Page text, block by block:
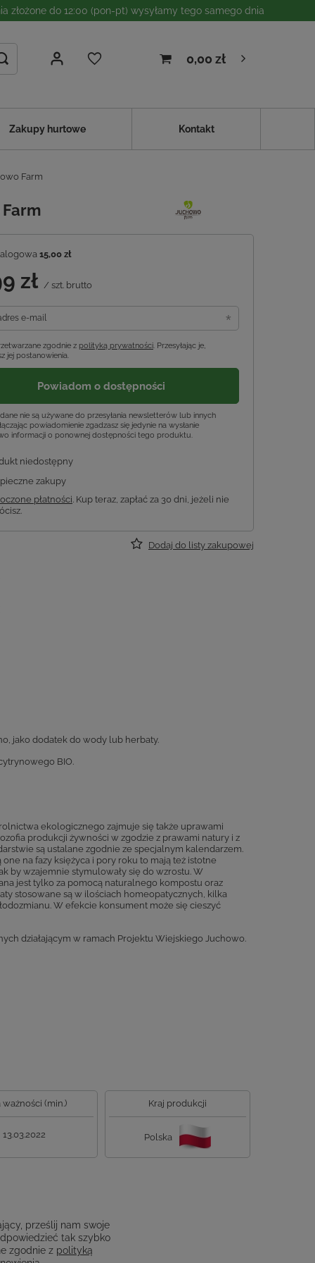
złożone do 12:00 (pon-pt) wysyłamy tego samego dnia
0,00 zł
Zakupy hurtowe Kontakt
Farm
Farm
15,00 zł
zł / szt. brutto
e-mail
zgodnie z polityką prywatności. Przesyłając je,
jej postanowienia.
Powiadom o dostępności
nie są używane do przesyłania newsletterów lub innych
powiadomienie zgadzasz się jedynie na wysłanie
informacji o ponownej dostępności tego produktu.
niedostępny
zakupy
płatności. Kup teraz, zapłać za 30 dni, jeżeli nie
Dodaj do listy zakupowej
jako dodatek do wody lub herbaty.
BIO.
ekologicznego zajmuje się także uprawami
produkcji żywności w zgodzie z prawami natury i z
są ustalane zgodnie ze specjalnym kalendarzem.
na fazy księżyca i pory roku to mają też istotne
by wzajemnie stymulowały się do wzrostu. W
jest tylko za pomocą naturalnego kompostu oraz
stosowane są w ilościach homeopatycznych, kilka
W efekcie konsument może się cieszyć
działającym w ramach Projektu Wiejskiego Juchowo.
ważności (min.)
13.03.2022
Kraj produkcji
Polska
prześlij nam swoje
tak szybko
zgodnie z polityką